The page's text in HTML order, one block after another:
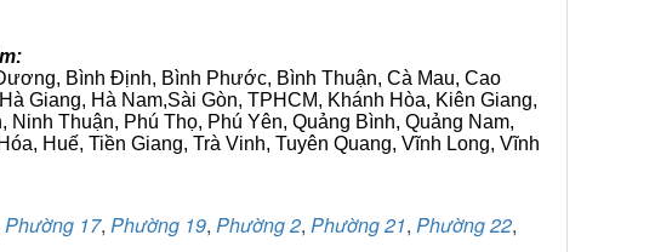
Bình Định, Bình Phước, Bình Thuận, Cà Mau, Cao
Giang, Hà Nam,Sài Gòn, TPHCM, Khánh Hòa, Kiên Giang,
Thuận, Phú Thọ, Phú Yên, Quảng Bình, Quảng Nam,
Huế, Tiền Giang, Trà Vinh, Tuyên Quang, Vĩnh Long, Vĩnh
Phường 17, Phường 19, Phường 2, Phường 21, Phường 22,